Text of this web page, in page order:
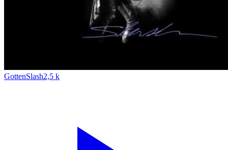
GottenSlash2,5 k